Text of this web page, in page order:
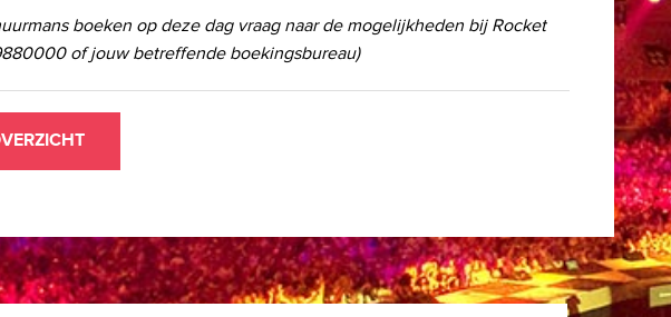
boeken op deze dag vraag naar de mogelijkheden bij Rocket
of jouw betreffende boekingsbureau)